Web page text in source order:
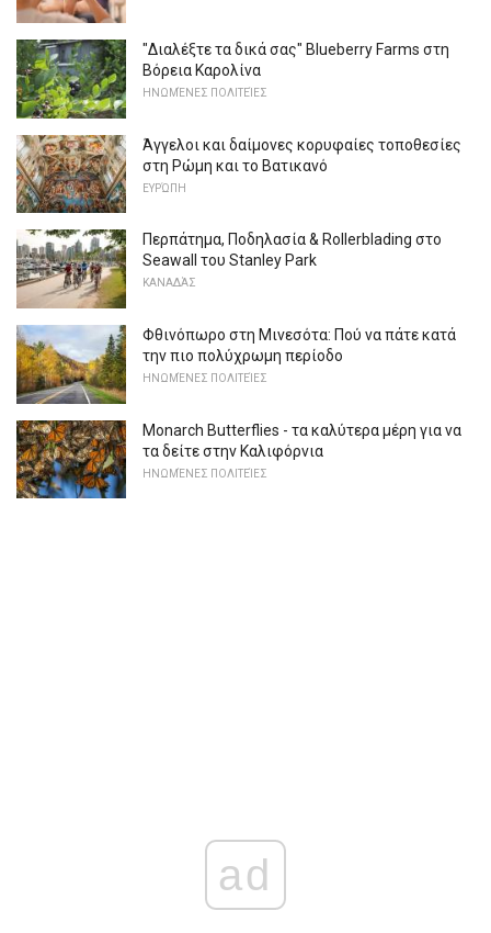
"Διαλέξτε τα δικά σας" Blueberry Farms στη
Βόρεια Καρολίνα
ΗΝΩΜΈΝΕΣ ΠΟΛΙΤΕΊΕΣ
Άγγελοι και δαίμονες κορυφαίες τοποθεσίες
στη Ρώμη και το Βατικανό
ΕΥΡΏΠΗ
Περπάτημα, Ποδηλασία & Rollerblading στο
Seawall του Stanley Park
ΚΑΝΑΔΆΣ
Φθινόπωρο στη Μινεσότα: Πού να πάτε κατά
την πιο πολύχρωμη περίοδο
ΗΝΩΜΈΝΕΣ ΠΟΛΙΤΕΊΕΣ
Monarch Butterflies - τα καλύτερα μέρη για να
τα δείτε στην Καλιφόρνια
ΗΝΩΜΈΝΕΣ ΠΟΛΙΤΕΊΕΣ
ad